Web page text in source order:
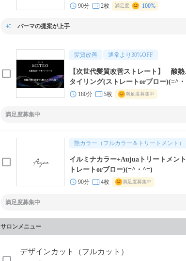
90分 2枚 満足度 100%
パーマの提案が上手
髪質改善 通常より 30%OFF
【次世代髪質改善ストレート】 酸
タイリング(ストレートorブロー)(=^
180分 5枚 満足度募集中
満足度募集中
艶カラー（フルカラー＆トリートメント）
イルミナカラー+Aujuaトリートメン
トレートorブロー)(=^・^=)
90分 4枚 満足度募集中
満足度募集中
サロンメニュー
デザインカット（フルカット）